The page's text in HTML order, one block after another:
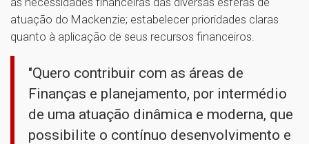
atuação do Mackenzie; estabelecer prioridades claras
quanto à aplicação de seus recursos financeiros.
"Quero contribuir com as áreas de
Finanças e planejamento, por intermédio
de uma atuação dinâmica e moderna, que
possibilite o contínuo desenvolvimento e